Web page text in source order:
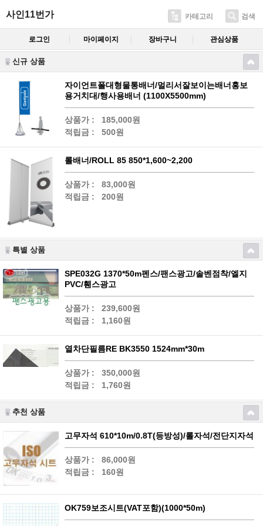
사인11번가 카테고리 검색
로그인 마이페이지 장바구니 관심상품
신규 상품
자이언트폴대형물통배너/멀리서잘보이는배너홍보
용거치대/행사용배너 (1100X5500mm)
상품가 :
185,000원
적립금 :
500원
롤배너/ROLL 85 850*1,600~2,200
상품가 :
83,000원
적립금 :
200원
특별 상품
SPE032G 1370*50m펜스/팬스광고/솔벤점착/엘지
PVC/휀스광고
상품가 :
239,600원
적립금 :
1,160원
열차단필름RE BK3550 1524mm*30m
상품가 :
350,000원
적립금 :
1,760원
추천 상품
고무자석 610*10m/0.8T(등방성)/롤자석/전단지자석
상품가 :
86,000원
적립금 :
160원
OK759보조시트(VAT포함)(1000*50m)